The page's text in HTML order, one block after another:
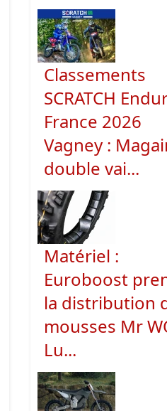
Classements
SCRATCH
France 2026
Vagney :
double vai...
Matériel :
Euroboost
la distribution
mousses Mr
Lu...